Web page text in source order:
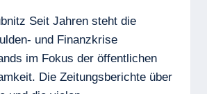
Seit Jahren steht die
und Finanzkrise
im Fokus der öffentlichen
Die Zeitungsberichte über